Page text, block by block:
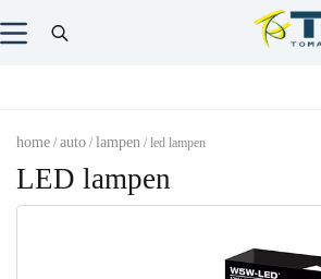
home / auto / lampen / led lampen
LED lampen